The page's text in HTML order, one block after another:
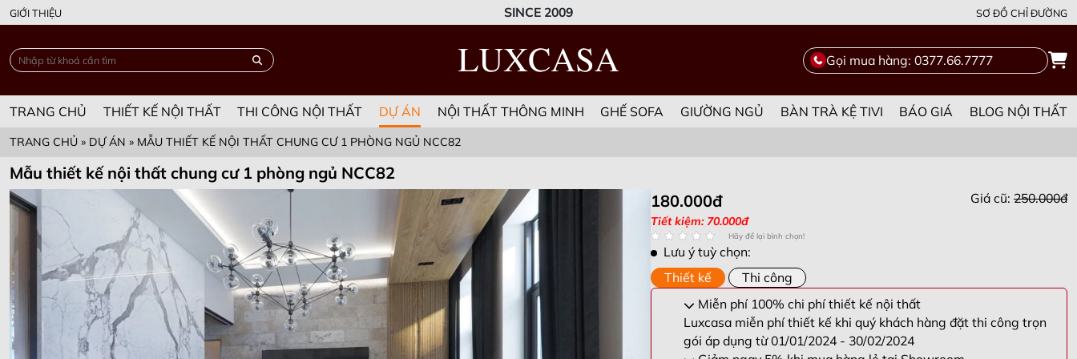
GIỚI THIỆU SINCE 2009 SƠ ĐỒ CHỈ ĐƯỜNG
TRANG CHỦ THIẾT KẾ NỘI THẤT THI CÔNG NỘI THẤT DỰ ÁN NỘI THẤT THÔNG MINH GHẾ SOFA GIƯỜNG NGỦ BÀN TRÀ KỆ TIVI BÁO GIÁ BLOG NỘI THẤT
Gọi mua hàng: 0377.66.7777
TRANG CHỦ » DỰ ÁN » MẪU THIẾT KẾ NỘI THẤT CHUNG CƯ 1 PHÒNG NGỦ NCC82
Mẫu thiết kế nội thất chung cư 1 phòng ngủ NCC82
Giá cũ: 250.000đ
180.000đ
Tiết kiệm: 70.000đ
Hãy để lại bình chọn!
Lưu ý tuỳ chọn:
Thiết kế
Thi công
Miễn phí 100% chi phí thiết kế nội thất
Luxcasa miễn phí thiết kế khi quý khách hàng đặt thi công trọn
gói áp dụng từ 01/01/2024 - 30/02/2024